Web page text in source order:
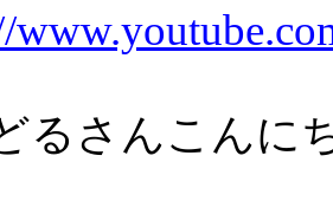
るさんこんに